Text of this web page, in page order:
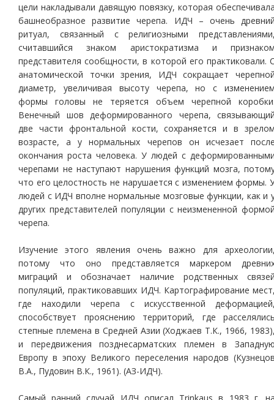
цели накладывали давящую повязку, которая
башнеобразное развитие черепа. ИДЧ – очень
ритуал, связанный с религиозными
считавшийся знаком аристократизма и
представителя сообщности, в которой его практиковали.
анатомической точки зрения, ИДЧ сокращает
диаметр, увеличивая высоту черепа, но с
формы головы не теряется объем черепной
Венечный шов деформированного черепа,
две части фронтальной кости, сохраняется и в
возрасте, а у нормальных черепов он исчезает
окончания роста человека. У людей с
черепами не наступают нарушения функций мозга,
что его целостность не нарушается с изменением формы.
людей с ИДЧ вполне нормальные мозговые функции, как и
других представителей популяции с неизмененной
черепа.
Изучение этого явления очень важно для
потому что оно представляется маркером
миграций и обозначает наличие родственных
популяций, практиковавших ИДЧ. Картографирование
где находили черепа с искусственной
способствует прояснению территорий, где
степные племена в Средней Азии (Ходжаев Т.К., 1966,
и передвижения позднесарматских племен в
Европу в эпоху Великого переселения народов
В.А., Пудовин В.К., 1961). (АЗ-ИДЧ).